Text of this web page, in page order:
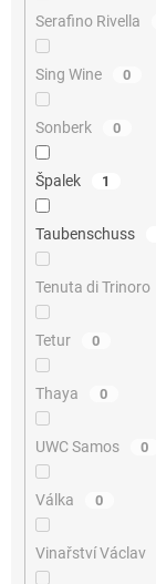
Serafino Rivella
Sing Wine 0
Sonberk 0
Špalek 1
Taubenschuss
Tenuta di Trinoro
Tetur 0
Thaya 0
UWC Samos 0
Válka 0
Vinařství Václav